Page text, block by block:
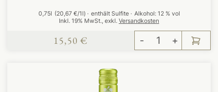
0,75l (20,67 €/1l) enthält Sulfite Alkohol: 12 % vol
15,50 €
Inkl. 19% MwSt., exkl. Versandkosten
- +